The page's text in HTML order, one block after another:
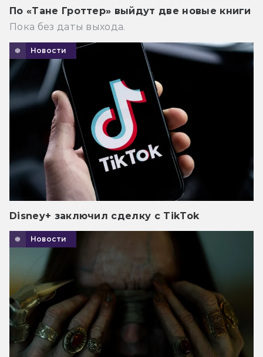
По «Тане Гроттер» выйдут две новые книги
Пока без даты выхода.
Новости
Disney+ заключил сделку с TikTok
Новости